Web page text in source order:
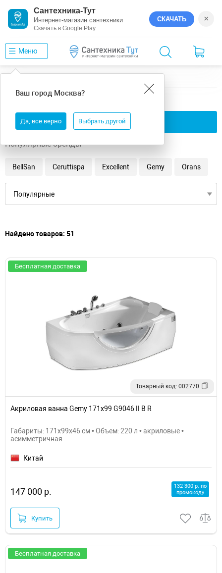
Сантехника-Тут
Интернет-магазин сантехники
Скачать в Google Play
СКАЧАТЬ ×
Меню
Ваш город Москва?
Да, все верно Выбрать другой
10 ванны
Применить фильтры
Популярные бренды
BellSan Ceruttispa Excellent Gemy Orans
Найдено товаров: 51
Бесплатная доставка
Товарный код: 002770
Акриловая ванна Gemy 171х99 G9046 II B R
Габариты: 171x99x46 см • Объем: 220 л • акриловые •
асимметричная
Китай
147 000 р.
132 300 р. по
промокоду
Купить
Бесплатная доставка